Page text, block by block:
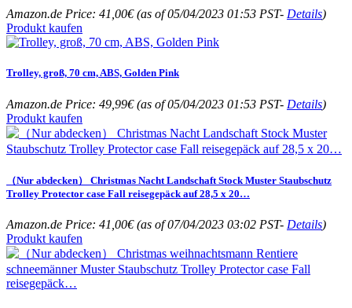
Amazon.de Price: 41,00€(as of 05/04/2023 01:53 PST- Details)
Produkt kaufen
Trolley, groß, 70 cm, ABS, Golden Pink
Amazon.de Price: 49,99€(as of 05/04/2023 01:53 PST- Details)
Produkt kaufen
（Nur abdecken） Christmas Nacht Landschaft Stock Muster Staubschutz
Trolley Protector case Fall reisegepäck auf 28,5 x 20…
Amazon.de Price: 41,00€(as of 07/04/2023 03:02 PST- Details)
Produkt kaufen